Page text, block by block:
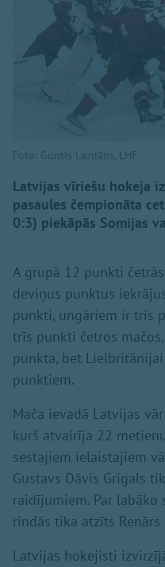
Foto: Guntis Lazdāns, LHF
Latvijas vīriešu hokeja
pasaules čempionāta
0:3) piekāpās Somijas
A grupā 12 punkti
deviņus punktus
punkti, ungāriem ir trīs
trīs punkti četros
punkta, bet
punktiem.
Mača ievadā Latvijas
kurš atvairīja 22
sestajiem ielaistajiem
Gustavs Dāvis Grigals
raidījumiem. Par labāko
rindās tika atzīts Renārs
Latvijas hokejisti